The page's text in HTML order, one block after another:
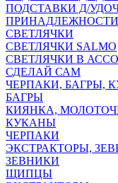
ПОДСТАВКИ Д/
СВЕТЛЯЧКИ
СВЕТЛЯЧКИ SALMO
СВЕТЛЯЧКИ В
СДЕЛАЙ САМ
ЧЕРПАКИ, БАГРЫ,
БАГРЫ
КИЯНКА,
КУКАНЫ
ЧЕРПАКИ
ЭКСТРАКТОРЫ,
ЗЕВНИКИ
ЩИПЦЫ